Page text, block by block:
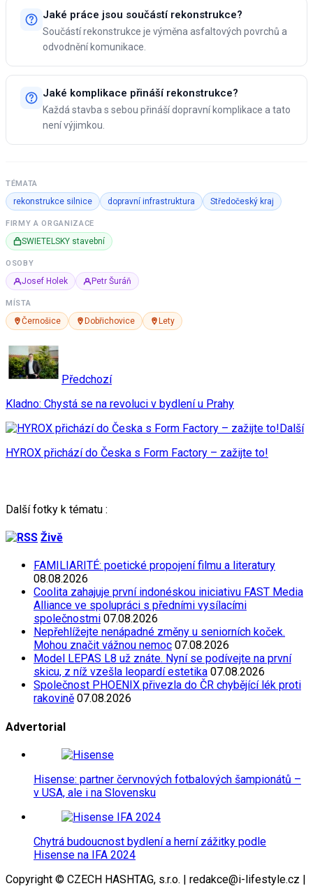
Jaké práce jsou součástí rekonstrukce?
Součástí rekonstrukce je výměna asfaltových povrchů a
odvodnění komunikace.
Jaké komplikace přináší rekonstrukce?
Každá stavba s sebou přináší dopravní komplikace a tato
není výjimkou.
TÉMATA
rekonstrukce silnice dopravní infrastruktura Středočeský kraj
FIRMY A ORGANIZACE
SWIETELSKY stavební
OSOBY
Josef Holek Petr Šuráň
MÍSTA
Černošice Dobřichovice Lety
Předchozí
Kladno: Chystá se na revoluci v bydlení u Prahy
Další
HYROX přichází do Česka s Form Factory – zažijte to!
Další fotky k tématu :
Živě
FAMILIARITÉ: poetické propojení filmu a literatury
08.08.2026
Coolita zahajuje první indonéskou iniciativu FAST Media
Alliance ve spolupráci s předními vysílacími
společnostmi 07.08.2026
Nepřehlížejte nenápadné změny u seniorních koček.
Mohou značit vážnou nemoc 07.08.2026
Model LEPAS L8 už znáte. Nyní se podívejte na první
skicu, z níž vzešla leopardí estetika 07.08.2026
Společnost PHOENIX přivezla do ČR chybějící lék proti
rakovině 07.08.2026
Advertorial
Hisense: partner červnových fotbalových šampionátů –
v USA, ale i na Slovensku
Chytrá budoucnost bydlení a herní zážitky podle
Hisense na IFA 2024
Copyright © CZECH HASHTAG, s.r.o. | redakce@i-lifestyle.cz |